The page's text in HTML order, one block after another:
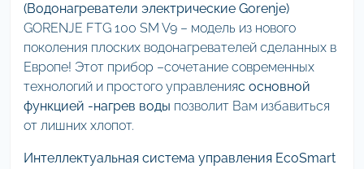
(Водонагреватели электрические Gorenje)
GORENJE FTG 100 SM V9 – модель из нового
поколения плоских водонагревателей сделанных в
Европе! Этот прибор –сочетание современных
технологий и простого управленияс основной
функцией -нагрев воды позволит Вам избавиться
от лишних хлопот.
Интеллектуальная система управления EcoSmart